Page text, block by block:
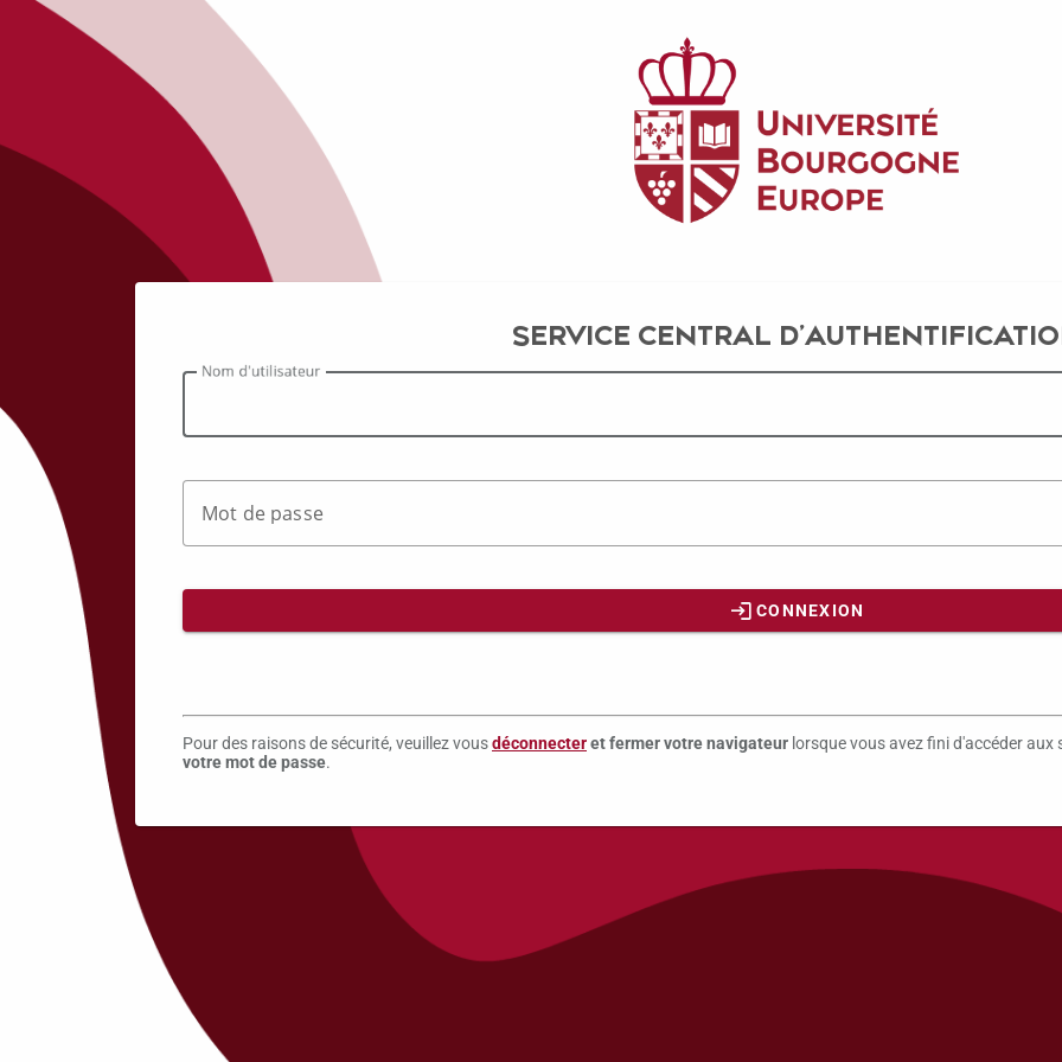
SERVICE CENTRAL
Nom d'utilisateur
Mot de passe
CONNEXION
Pour des raisons de sécurité, veuillez vousdéconnecteret fermer votre navigateur lorsque vous avez fini d'accéder aux
votre mot de passe.
CAS1 -